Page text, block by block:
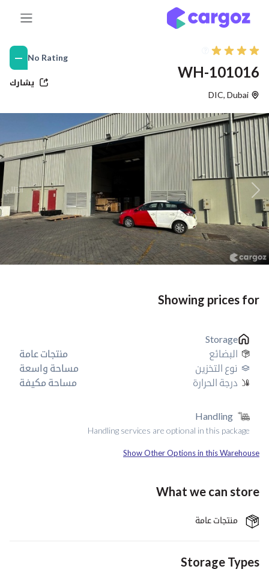
تخطي للذهاب إلى المحتوى
WH-101016
DIC, Dubai
No Rating
—
يشارك
Previous التالي
Showing prices for
Storage
البضائع
منتجات عامة
نوع التخزين
مساحة واسعة
درجة الحرارة
مساحة مكيفة
Handling
Handling services are optional in this package
Show Other Options in this Warehouse
What we can store
منتجات عامة
Storage Types